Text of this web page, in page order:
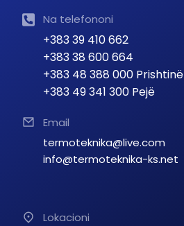
Na telefononi
+383 39 410 662
+383 38 600 664
+383 48 388 000 Prishtinë
+383 49 341 300 Pejë
Email
termoteknika@live.com
info@termoteknika-ks.net
Lokacioni